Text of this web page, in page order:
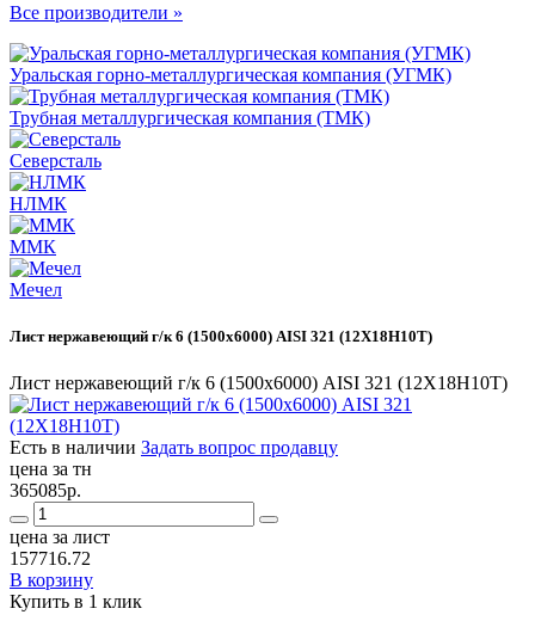
Все производители »
Уральская горно-металлургическая компания (УГМК)
Трубная металлургическая компания (ТМК)
Северсталь
НЛМК
ММК
Мечел
Лист нержавеющий г/к 6 (1500х6000) AISI 321 (12Х18Н10Т)
Лист нержавеющий г/к 6 (1500х6000) AISI 321 (12Х18Н10Т)
Есть в наличии Задать вопрос продавцу
цена за тн
365085р.
цена за лист
157716.72
В корзину
Купить в 1 клик